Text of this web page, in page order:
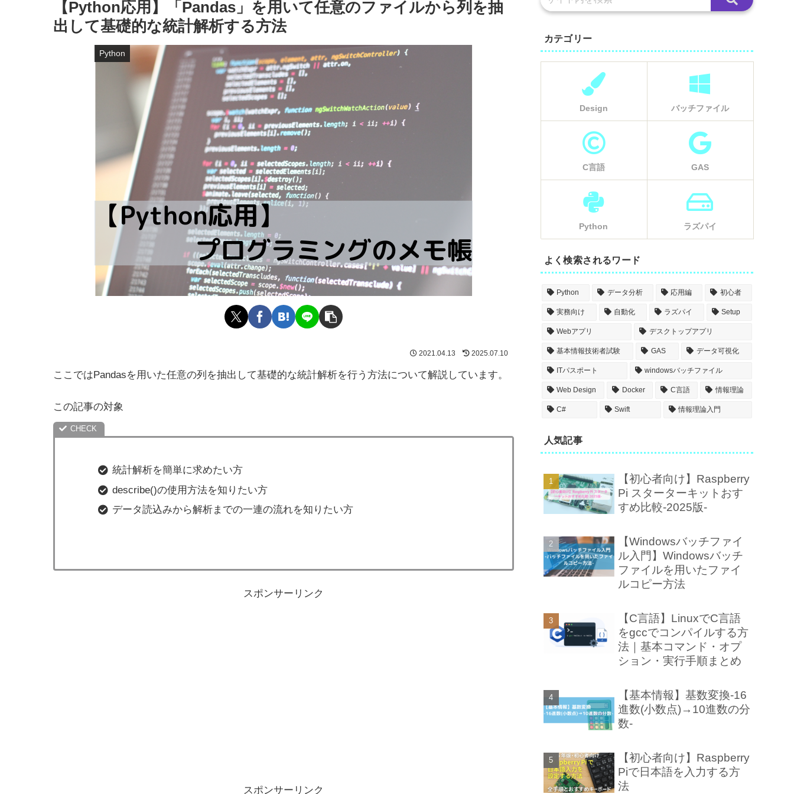
【Python応用】「Pandas」を用いて任意のファイルから列を抽
出して基礎的な統計解析する方法
Python
2021.04.13 2025.07.10
ここではPandasを用いた任意の列を抽出して基礎的な統計解析を行う方法について解説しています。
この記事の対象
統計解析を簡単に求めたい方
describe()の使用方法を知りたい方
データ読込みから解析までの一連の流れを知りたい方
スポンサーリンク
スポンサーリンク
カテゴリー
Design バッチファイル
C言語 GAS
Python ラズパイ
よく検索されるワード
Python データ分析 応用編 初心者
実務向け 自動化 ラズパイ Setup
Webアプリ デスクトップアプリ
基本情報技術者試験 GAS データ可視化
ITパスポート windowsバッチファイル
Web Design Docker C言語 情報理論
C# Swift 情報理論入門
人気記事
【初心者向け】Raspberry
Pi スターターキットおす
すめ比較-2025版-
【Windowsバッチファイ
ル入門】Windowsバッチ
ファイルを用いたファイ
ルコピー方法
【C言語】LinuxでC言語
をgccでコンパイルする方
法｜基本コマンド・オプ
ション・実行手順まとめ
【基本情報】基数変換-16
進数(小数点)→10進数の分
数-
【初心者向け】Raspberry
Piで日本語を入力する方
法